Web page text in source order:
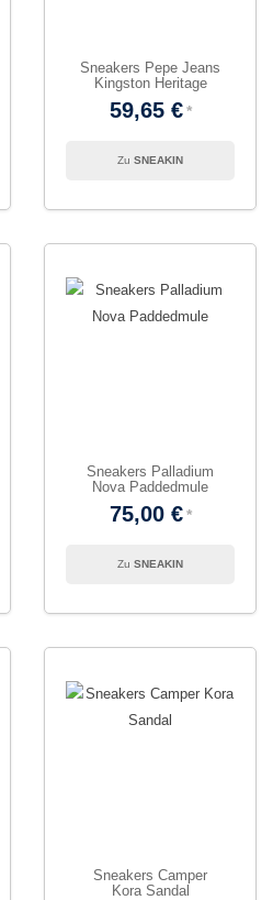
Sneakers Pepe Jeans
Kingston Heritage
59,65 €
SNEAKIN
Sneakers Palladium
Nova Paddedmule
75,00 €
SNEAKIN
Sneakers Camper
Kora Sandal